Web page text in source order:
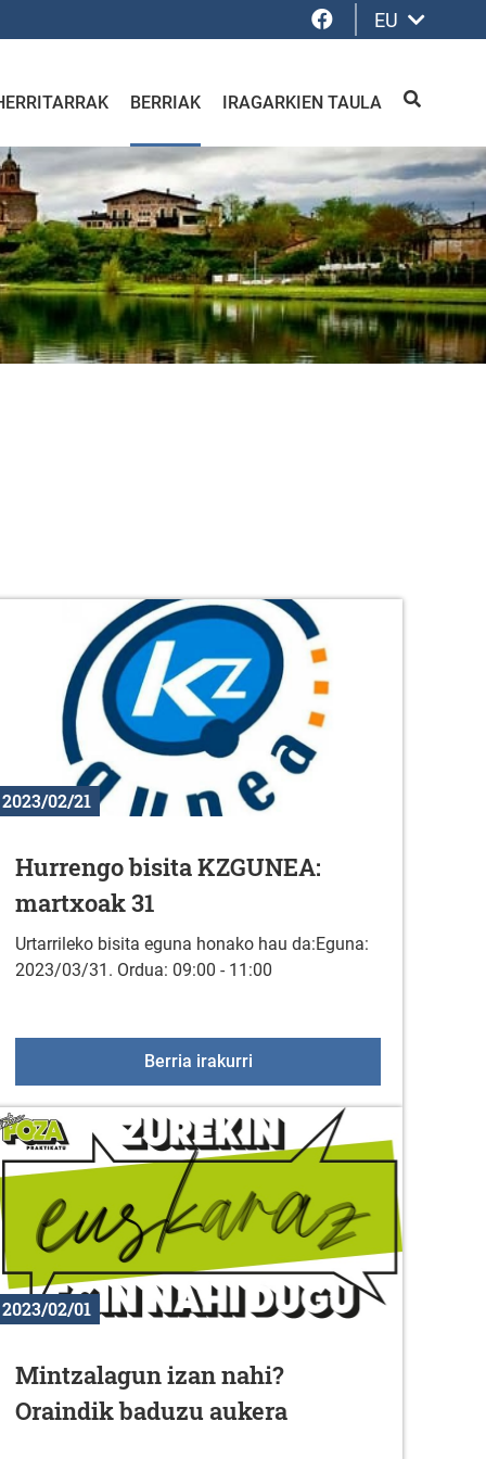
Facebook
EU
BERRIAK IRAGARKIEN TAULA BILATU
Ubarrundian
2023/02/21
Hurrengo bisita KZGUNEA:
martxoak 31
Urtarrileko bisita eguna honako hau da:Eguna:
2023/03/31. Ordua: 09:00 - 11:00
Berria irakurriHurrengo bisita KZGUNEA:
2023/02/01
Mintzalagun izan nahi?
Oraindik baduzu aukera